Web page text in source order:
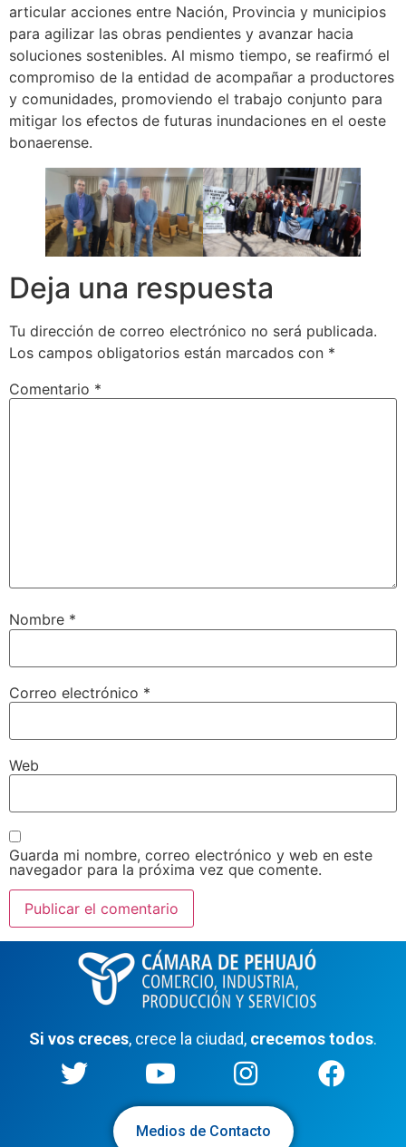
articular acciones entre Nación, Provincia y municipios
para agilizar las obras pendientes y avanzar hacia
soluciones sostenibles. Al mismo tiempo, se reafirmó el
compromiso de la entidad de acompañar a productores
y comunidades, promoviendo el trabajo conjunto para
mitigar los efectos de futuras inundaciones en el oeste
bonaerense.
Deja una respuesta
Tu dirección de correo electrónico no será publicada.
Los campos obligatorios están marcados con *
Comentario *
Nombre *
Correo electrónico *
Web
Guarda mi nombre, correo electrónico y web en este
navegador para la próxima vez que comente.
Si vos creces, crece la ciudad, crecemos todos.
Medios de Contacto